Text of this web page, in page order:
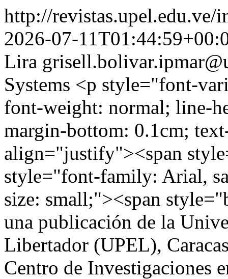
http://revistas.upel.edu.ve/
2026-07-
Lira
Systems <p style="font-
font-weight: normal; line-
margin-bottom: 0.1cm;
align="justify"><span
style="font-family: Arial,
size: small;"><span
una publicación de la
Libertador (UPEL),
Centro de Investigaciones